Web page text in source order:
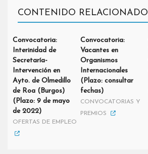
CONTENIDO RELACIONADO
Convocatoria:
Interinidad de
Secretaría-
Intervención en
Ayto. de Olmedillo
de Roa (Burgos)
(Plazo: 9 de mayo
de 2022)
OFERTAS DE EMPLEO
Convocatoria:
Vacantes en
Organismos
Internacionales
(Plazo: consultar
fechas)
CONVOCATORIAS Y
PREMIOS